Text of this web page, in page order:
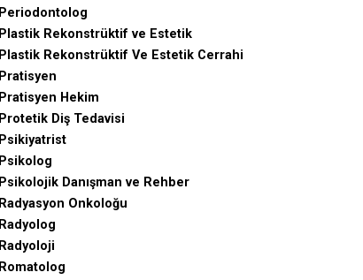
Periodontolog
Plastik Rekonstrüktif ve Estetik
Plastik Rekonstrüktif Ve Estetik Cerrahi
Pratisyen
Pratisyen Hekim
Protetik Diş Tedavisi
Psikiyatrist
Psikolog
Psikolojik Danışman ve Rehber
Radyasyon Onkoloğu
Radyolog
Radyoloji
Romatolog